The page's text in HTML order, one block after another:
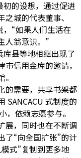
的设想， 通过促进
之城的代表董事、
“如果人们生活在
人翁意识。”
库县等地相继出现了
信用金库的邀请，
的需要，共享书架都
SANCACU 式制度的
，依赖志愿参与。
展，同时也在不断调
了“向全国扩张”的计
式”复制到更多地